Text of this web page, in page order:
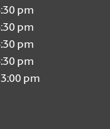
pm
pm
pm
pm
pm